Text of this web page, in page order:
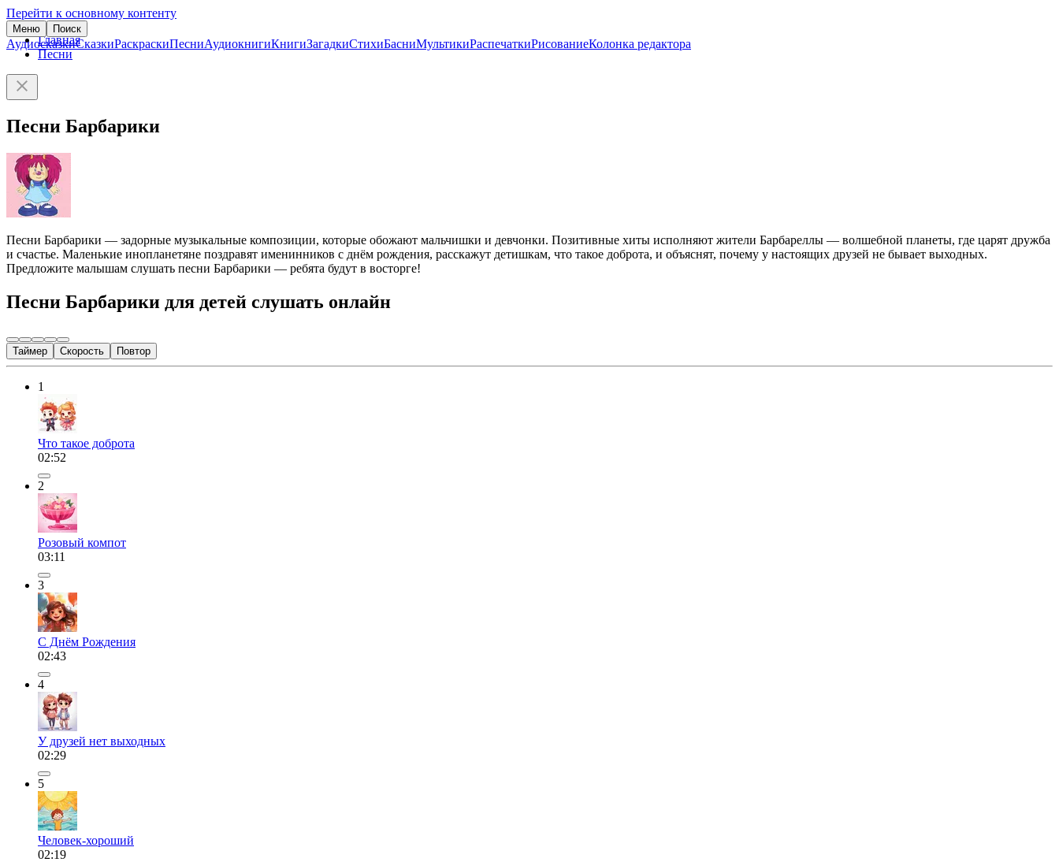
Перейти к основному контенту
Меню Поиск
АудиосказкиСказкиРаскраскиПесниАудиокнигиКнигиЗагадкиСтихиБасниМультикиРаспечаткиРисованиеКолонка редактора
Главная
Песни
Песни Барбарики
Песни Барбарики — задорные музыкальные композиции, которые обожают мальчишки и девчонки. Позитивные хиты исполняют жители Барбареллы — волшебной планеты, где царят дружба
и счастье. Маленькие инопланетяне поздравят именинников с днём рождения, расскажут детишкам, что такое доброта, и объяснят, почему у настоящих друзей не бывает выходных.
Предложите малышам слушать песни Барбарики — ребята будут в восторге!
Песни Барбарики для детей слушать онлайн
Таймер Скорость Повтор
1
Что такое доброта
02:52
2
Розовый компот
03:11
3
С Днём Рождения
02:43
4
У друзей нет выходных
02:29
5
Человек-хороший
02:19